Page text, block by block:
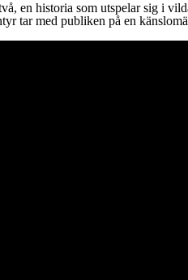
historia som utspelar sig i
tar med publiken på en